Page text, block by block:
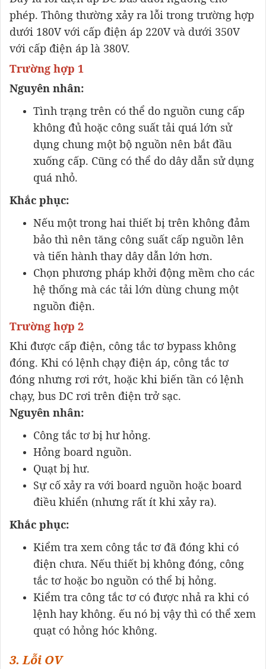
phép. Thông thường xảy ra lỗi trong trường hợp
dưới 180V với cấp điện áp 220V và dưới 350V
với cấp điện áp là 380V.
Trường hợp 1
Nguyên nhân:
Tình trạng trên có thể do nguồn cung cấp
không đủ hoặc công suất tải quá lớn sử
dụng chung một bộ nguồn nên bắt đầu
xuống cấp. Cũng có thể do dây dẫn sử dụng
quá nhỏ.
Khắc phục:
Nếu một trong hai thiết bị trên không đảm
bảo thì nên tăng công suất cấp nguồn lên
và tiến hành thay dây dẫn lớn hơn.
Chọn phương pháp khởi động mềm cho các
hệ thống mà các tải lớn dùng chung một
nguồn điện.
Trường hợp 2
Khi được cấp điện, công tắc tơ bypass không
đóng. Khi có lệnh chạy điện áp, công tắc tơ
đóng nhưng rơi rớt, hoặc khi biến tần có lệnh
chạy, bus DC rơi trên điện trở sạc.
Nguyên nhân:
Công tắc tơ bị hư hỏng.
Hỏng board nguồn.
Quạt bị hư.
Sự cố xảy ra với board nguồn hoặc board
điều khiển (nhưng rất ít khi xảy ra).
Khắc phục:
Kiểm tra xem công tắc tơ đã đóng khi có
điện chưa. Nếu thiết bị không đóng, công
tắc tơ hoặc bo nguồn có thể bị hỏng.
Kiểm tra công tắc tơ có được nhả ra khi có
lệnh hay không. ếu nó bị vậy thì có thể xem
quạt có hỏng hóc không.
3. Lỗi OV